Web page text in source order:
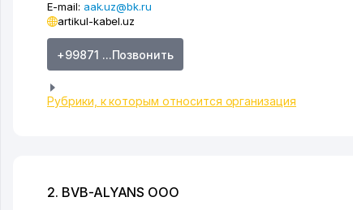
E-mail: aak.uz@bk.ru
artikul-kabel.uz
+99871 ...Позвонить
Рубрики, к которым относится организация
2. BVB-ALYANS ООО